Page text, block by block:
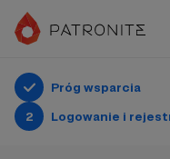
Próg wsparcia
2
Logowanie i